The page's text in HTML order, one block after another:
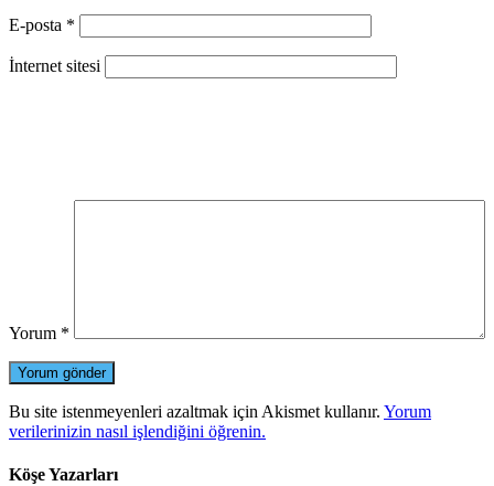
E-posta *
İnternet sitesi
Yorum *
Bu site istenmeyenleri azaltmak için Akismet kullanır. Yorum
verilerinizin nasıl işlendiğini öğrenin.
Köşe Yazarları